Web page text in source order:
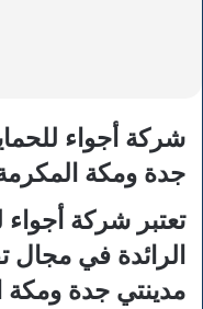
شركة أجواء
جدة ومكة
تعتبر شركة
الرائدة في
مدينتي جدة